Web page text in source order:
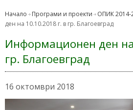
Начало Програми и проекти ОПИК 2014-
ден на 10.10.2018 г. в гр. Благоевград
Информационен ден
гр. Благоевград
16 октомври 2018